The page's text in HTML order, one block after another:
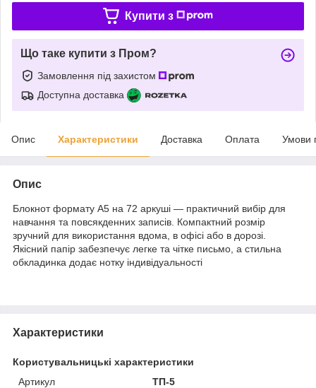
Купити з
Що таке купити з Пром?
Замовлення під захистом
Доступна доставка
Опис Характеристики Доставка Оплата Умови
Опис
Блокнот формату А5 на 72 аркуші — практичний вибір для
навчання та повсякденних записів. Компактний розмір
зручний для використання вдома, в офісі або в дорозі.
Якісний папір забезпечує легке та чітке письмо, а стильна
обкладинка додає нотку індивідуальності
Характеристики
Користувальницькі характеристики
Артикул
ТП-5